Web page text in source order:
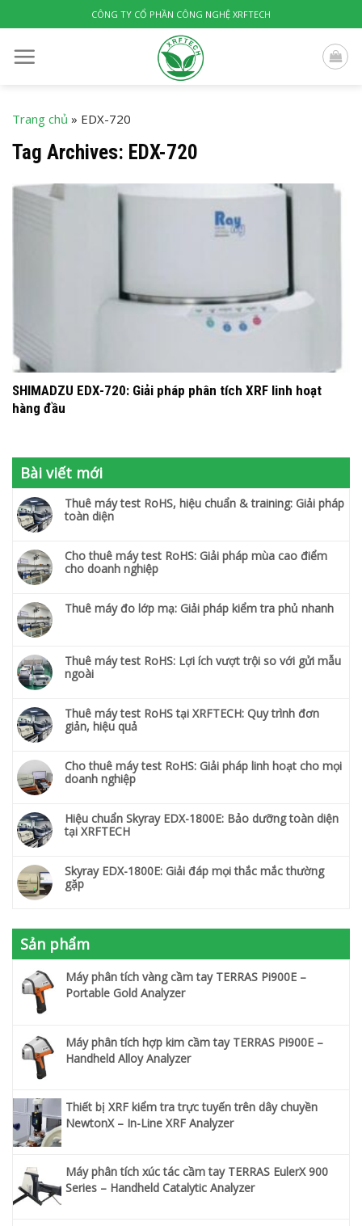
to
content
CÔNG TY CỔ PHẦN CÔNG NGHỆ XRFTECH
Trang chủ » EDX-720
Tag Archives: EDX-720
SHIMADZU EDX-720: Giải pháp phân tích XRF linh hoạt
hàng đầu
Bài viết mới
Thuê máy test RoHS, hiệu chuẩn & training: Giải pháp
toàn diện
Cho thuê máy test RoHS: Giải pháp mùa cao điểm
cho doanh nghiệp
Thuê máy đo lớp mạ: Giải pháp kiểm tra phủ nhanh
Thuê máy test RoHS: Lợi ích vượt trội so với gửi mẫu
ngoài
Thuê máy test RoHS tại XRFTECH: Quy trình đơn
giản, hiệu quả
Cho thuê máy test RoHS: Giải pháp linh hoạt cho mọi
doanh nghiệp
Hiệu chuẩn Skyray EDX-1800E: Bảo dưỡng toàn diện
tại XRFTECH
Skyray EDX-1800E: Giải đáp mọi thắc mắc thường
gặp
Sản phẩm
Máy phân tích vàng cầm tay TERRAS Pi900E –
Portable Gold Analyzer
Máy phân tích hợp kim cầm tay TERRAS Pi900E –
Handheld Alloy Analyzer
Thiết bị XRF kiểm tra trực tuyến trên dây chuyền
NewtonX – In-Line XRF Analyzer
Máy phân tích xúc tác cầm tay TERRAS EulerX 900
Series – Handheld Catalytic Analyzer